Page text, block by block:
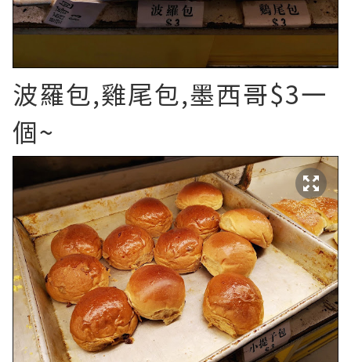
波羅包,雞尾包,墨西哥$3一
個~